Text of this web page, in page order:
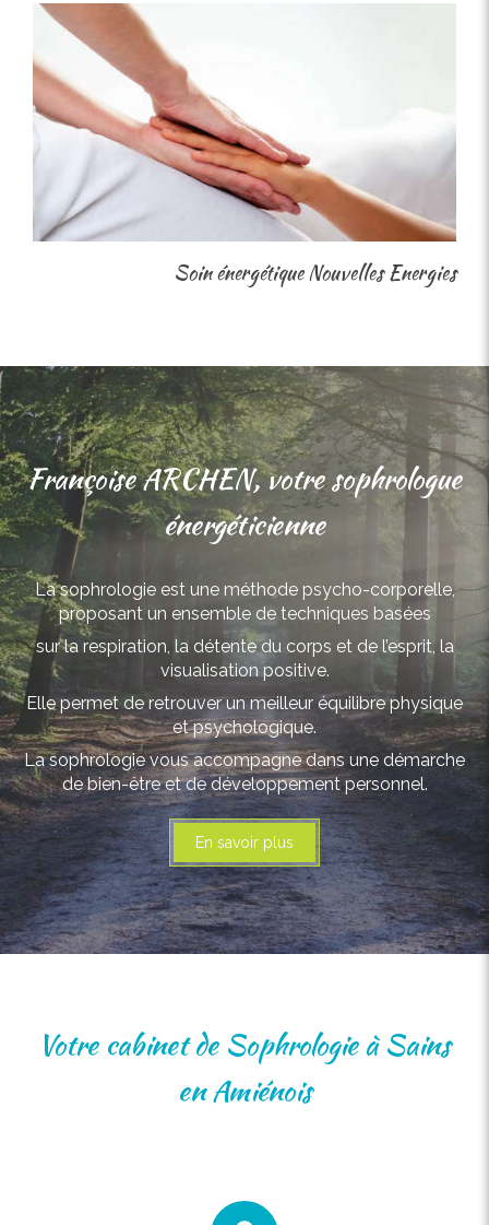
Soin énergétique Nouvelles Energies
Françoise ARCHEN, votre sophrologue
énergéticienne
La sophrologie est une méthode psycho-corporelle,
proposant un ensemble de techniques basées
sur la respiration, la détente du corps et de l’esprit, la
visualisation positive.
Elle permet de retrouver un meilleur équilibre physique
et psychologique.
La sophrologie vous accompagne dans une démarche
de bien-être et de développement personnel.
En savoir plus
Votre cabinet de Sophrologie à Sains
en Amiénois